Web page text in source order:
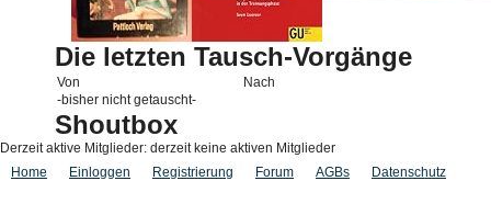
Die letzten Tausch-Vorgänge
Von
Nach
-bisher nicht getauscht-
Shoutbox
Derzeit aktive Mitglieder: derzeit keine aktiven Mitglieder
Home
Einloggen Registrierung Forum AGBs Datenschutz